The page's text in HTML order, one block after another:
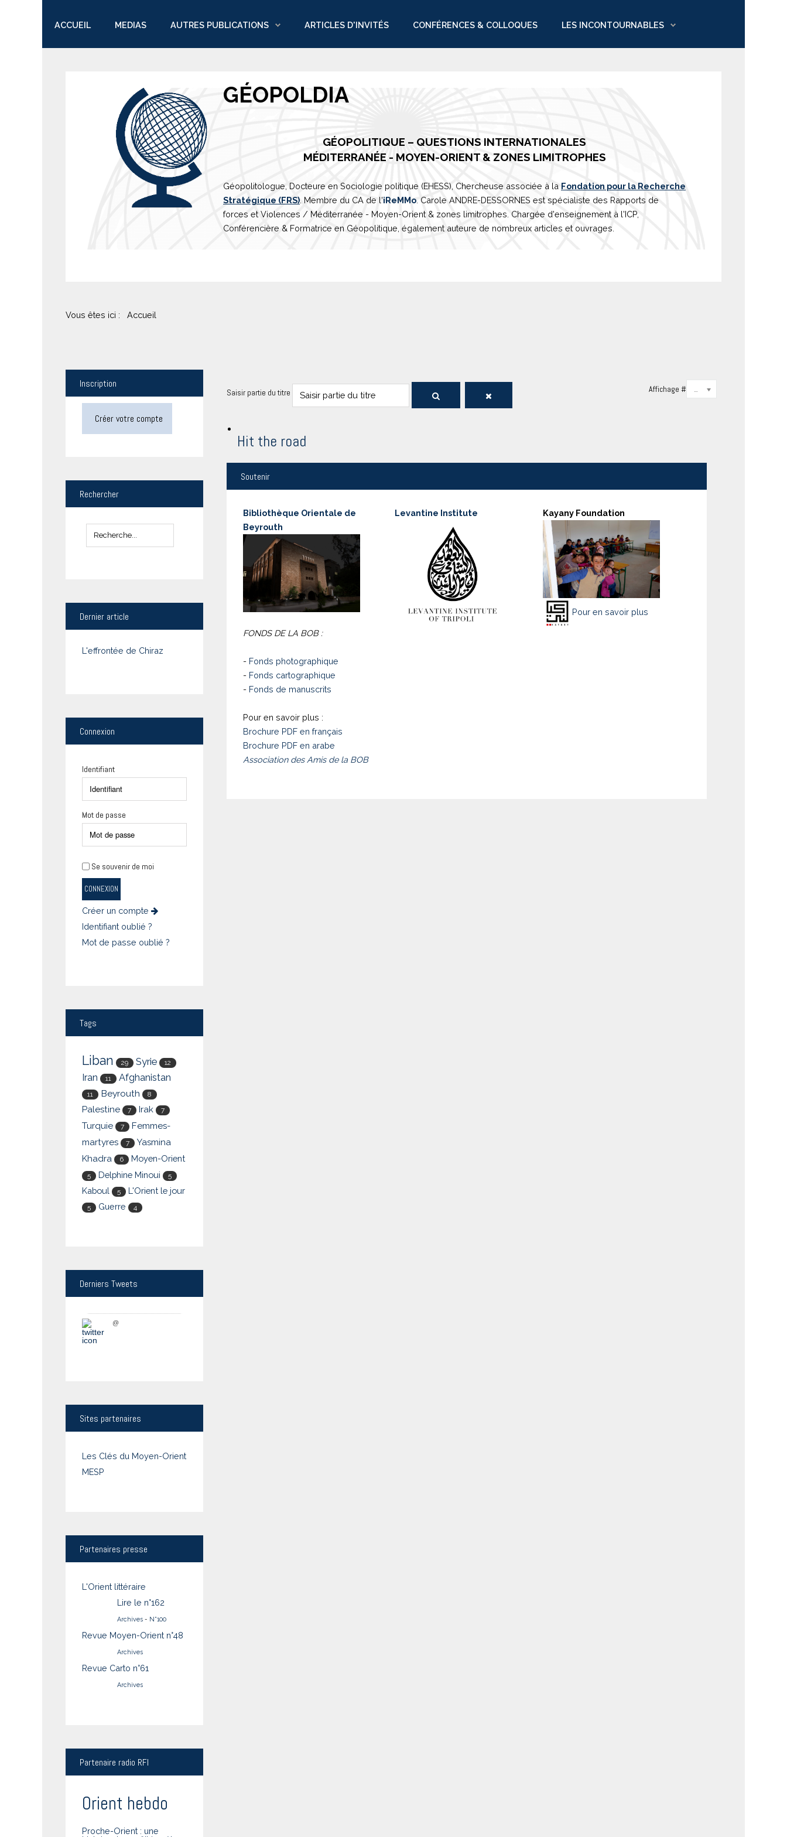
ACCUEIL MEDIAS AUTRES PUBLICATIONS ARTICLES D'INVITÉS CONFÉRENCES & COLLOQUES LES INCONTOURNABLES
GÉOPOLDIA
GÉOPOLITIQUE – QUESTIONS INTERNATIONALES
MÉDITERRANÉE - MOYEN-ORIENT & ZONES LIMITROPHES
Géopolitologue, Docteure en Sociologie politique (EHESS), Chercheuse associée à la Fondation pour la Recherche
Stratégique (FRS) . Membre du CA de l'iReMMo . Carole ANDRE-DESSORNES est spécialiste des Rapports de
forces et Violences / Méditerranée - Moyen-Orient & zones limitrophes. Chargée d'enseignement à l'ICP,
Conférencière & Formatrice en Géopolitique, également auteure de nombreux articles et ouvrages.
Vous êtes ici : Accueil
Saisir partie du titre Affichage # 20
Hit the road
Soutenir
Bibliothèque Orientale de
Beyrouth
FONDS DE LA BOB :
- Fonds photographique
- Fonds cartographique
- Fonds de manuscrits
Pour en savoir plus :
Brochure PDF en français
Brochure PDF en arabe
Association des Amis de la BOB
Levantine Institute Kayany Foundation
Pour en savoir plus
Inscription
Créer votre compte
Rechercher
Dernier article
L'effrontée de Chiraz
Connexion
Identifiant
Mot de passe
Se souvenir de moi
CONNEXION
Créer un compte
Identifiant oublié ?
Mot de passe oublié ?
Tags
Liban 29 Syrie 12
Iran 11 Afghanistan
11 Beyrouth 8
Palestine 7 Irak 7
Turquie 7
Femmes-
martyres
7
Yasmina
Khadra
6 Moyen-Orient
5 Delphine Minoui 5
Kaboul 5 L'Orient le jour
5 Guerre 4
Derniers Tweets
@
Sites partenaires
Les Clés du Moyen-Orient
MESP
Partenaires presse
L'Orient littéraire
Lire le n°162
Archives - N°100
Revue Moyen-Orient n°48
Archives
Revue Carto n°61
Archives
Partenaire radio RFI
Orient hebdo
Proche-Orient : une